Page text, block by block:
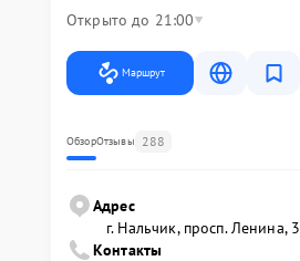
Открыто до 21:00
Маршрут
ОбзорОтзывы 288
Адрес
г. Нальчик, просп. Ленина, 3
Контакты